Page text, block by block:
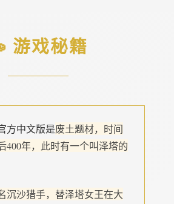
游戏秘籍
方中文版是废土题材，时间
400年，此时有一个叫泽塔的
沉沙猎手，替泽塔女王在大